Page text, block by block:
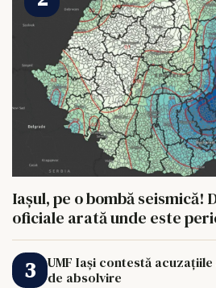
Iașul, pe o bombă seismică!
oficiale arată unde este
UMF Iași contestă
de absolvire